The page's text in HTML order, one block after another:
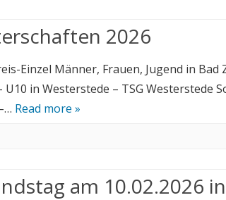
2026
Einzel Männer, Frauen, Jugend in Bad
U10 in Westerstede – TSG Westerstede
Read more »
am 10.02.2026